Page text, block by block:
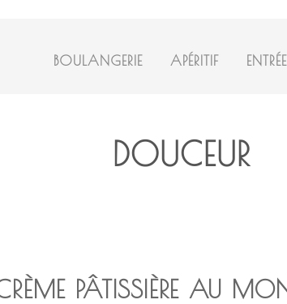
BOULANGERIE APÉRITIF ENTRÉE
DOUCEUR
PÂTISSIÈRE AU